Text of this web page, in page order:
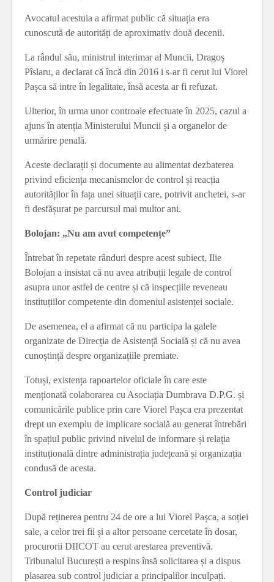
Avocatul acestuia a afirmat public că situația era
cunoscută de autorități de aproximativ două decenii.
La rândul său, ministrul interimar al Muncii, Dragoș
Pîslaru, a declarat că încă din 2016 i s-ar fi cerut lui Viorel
Pașca să intre în legalitate, însă acesta ar fi refuzat.
Ulterior, în urma unor controale efectuate în 2025, cazul a
ajuns în atenția Ministerului Muncii și a organelor de
urmărire penală.
Aceste declarații și documente au alimentat dezbaterea
privind eficiența mecanismelor de control și reacția
autorităților în fața unei situații care, potrivit anchetei, s-ar
fi desfășurat pe parcursul mai multor ani.
Bolojan: „Nu am avut competențe”
Întrebat în repetate rânduri despre acest subiect, Ilie
Bolojan a insistat că nu avea atribuții legale de control
asupra unor astfel de centre și că inspecțiile reveneau
instituțiilor competente din domeniul asistenței sociale.
De asemenea, el a afirmat că nu participa la galele
organizate de Direcția de Asistență Socială și că nu avea
cunoștință despre organizațiile premiate.
Totuși, existența rapoartelor oficiale în care este
menționată colaborarea cu Asociația Dumbrava D.P.G. și
comunicările publice prin care Viorel Pașca era prezentat
drept un exemplu de implicare socială au generat întrebări
în spațiul public privind nivelul de informare și relația
instituțională dintre administrația județeană și organizația
condusă de acesta.
Control judiciar
După reținerea pentru 24 de ore a lui Viorel Pașca, a soției
sale, a celor trei fii și a altor persoane cercetate în dosar,
procurorii DIICOT au cerut arestarea preventivă.
Tribunalul București a respins însă solicitarea și a dispus
plasarea sub control judiciar a principalilor inculpați.